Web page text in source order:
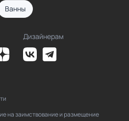
Ванны
Дизайнерам
на заимствование и размещение